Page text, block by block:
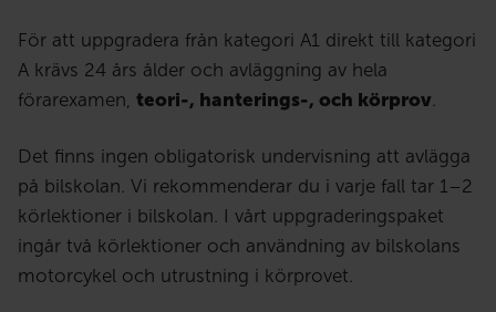
För att uppgradera från kategori A1 direkt till kategori
A krävs 24 års ålder och avläggning av hela
förarexamen, teori-, hanterings-, och körprov
Det finns ingen obligatorisk undervisning att avlägga
på bilskolan. Vi rekommenderar du i varje fall tar 1–2
körlektioner i bilskolan. I vårt uppgraderingspaket
ingår två körlektioner och användning av bilskolans
motorcykel och utrustning i körprovet.